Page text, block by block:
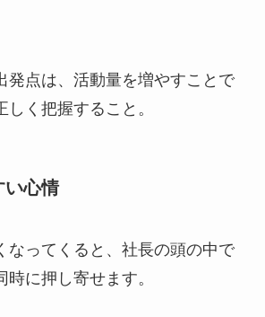
発点は、活動量を増やすことで
く把握すること。
い心情
なってくると、社長の頭の中で
に押し寄せます。